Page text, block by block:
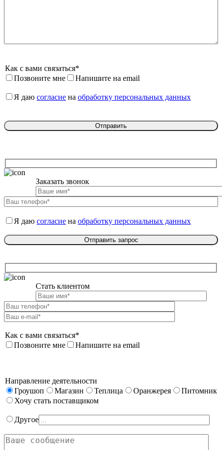
Как с вами связаться*
Позвоните мне
Напишите на email
Я даю согласие на обработку персональных данных
Заказать звонок
Я даю согласие на обработку персональных данных
Стать клиентом
Как с вами связаться*
Позвоните мне
Напишите на email
Направление деятельности
Гроушоп
Магазин Теплица Оранжерея
Питомник
Хочу стать поставщиком
Другое